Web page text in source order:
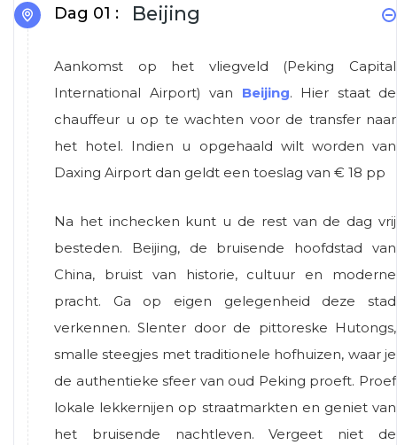
Dag 01 : Beijing
Aankomst op het vliegveld (Peking Capital
International Airport) van Beijing. Hier staat de
chauffeur u op te wachten voor de transfer naar
het hotel. Indien u opgehaald wilt worden van
Daxing Airport dan geldt een toeslag van € 18 pp
Na het inchecken kunt u de rest van de dag vrij
besteden. Beijing, de bruisende hoofdstad van
China, bruist van historie, cultuur en moderne
pracht. Ga op eigen gelegenheid deze stad
verkennen. Slenter door de pittoreske Hutongs,
smalle steegjes met traditionele hofhuizen, waar je
de authentieke sfeer van oud Peking proeft. Proef
lokale lekkernijen op straatmarkten en geniet van
het bruisende nachtleven. Vergeet niet de